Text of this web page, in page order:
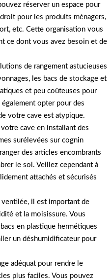
réserver un espace pour
pour les produits ménagers,
etc. Cette organisation vous
ce dont vous avez besoin et de
de rangement astucieuses
les bacs de stockage et
et peu coûteuses pour
également opter pour des
votre cave est atypique.
cave en installant des
surélevées sur cognin
des articles encombrants
le sol. Veillez cependant à
attachés et sécurisés
il est important de
et la moisissure. Vous
en plastique hermétiques
un déshumidificateur pour
adéquat pour rendre le
plus faciles. Vous pouvez